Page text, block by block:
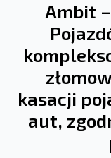
Ambit
kasacji
aut,